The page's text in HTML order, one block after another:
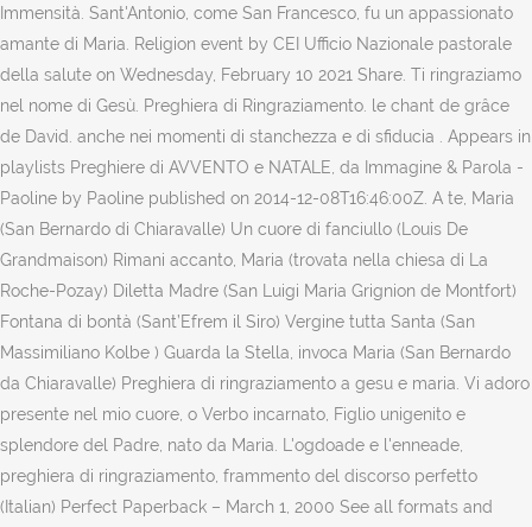
Immensità. Sant'Antonio, come San Francesco, fu un appassionato
amante di Maria. Religion event by CEI Ufficio Nazionale pastorale
della salute on Wednesday, February 10 2021 Share. Ti ringraziamo
nel nome di Gesù. Preghiera di Ringraziamento. le chant de grâce
de David. anche nei momenti di stanchezza e di sfiducia . Appears in
playlists Preghiere di AVVENTO e NATALE, da Immagine & Parola -
Paoline by Paoline published on 2014-12-08T16:46:00Z. A te, Maria
(San Bernardo di Chiaravalle) Un cuore di fanciullo (Louis De
Grandmaison) Rimani accanto, Maria (trovata nella chiesa di La
Roche-Pozay) Diletta Madre (San Luigi Maria Grignion de Montfort)
Fontana di bontà (Sant’Efrem il Siro) Vergine tutta Santa (San
Massimiliano Kolbe ) Guarda la Stella, invoca Maria (San Bernardo
da Chiaravalle) Preghiera di ringraziamento a gesu e maria. Vi adoro
presente nel mio cuore, o Verbo incarnato, Figlio unigenito e
splendore del Padre, nato da Maria. L'ogdoade e l'enneade,
preghiera di ringraziamento, frammento del discorso perfetto
(Italian) Perfect Paperback – March 1, 2000 See all formats and